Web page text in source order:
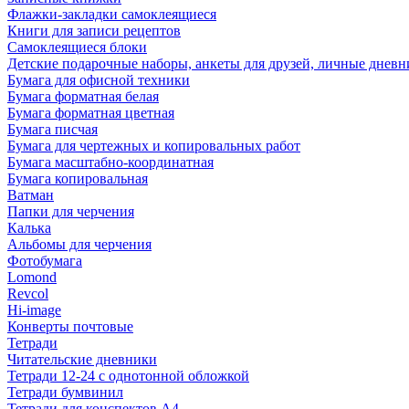
Флажки-закладки самоклеящиеся
Книги для записи рецептов
Самоклеящиеся блоки
Детские подарочные наборы, анкеты для друзей, личные
Бумага для офисной техники
Бумага форматная белая
Бумага форматная цветная
Бумага писчая
Бумага для чертежных и копировальных работ
Бумага масштабно-координатная
Бумага копировальная
Ватман
Папки для черчения
Калька
Альбомы для черчения
Фотобумага
Lomond
Revcol
Hi-image
Конверты почтовые
Тетради
Читательские дневники
Тетради 12-24 с однотонной обложкой
Тетради бумвинил